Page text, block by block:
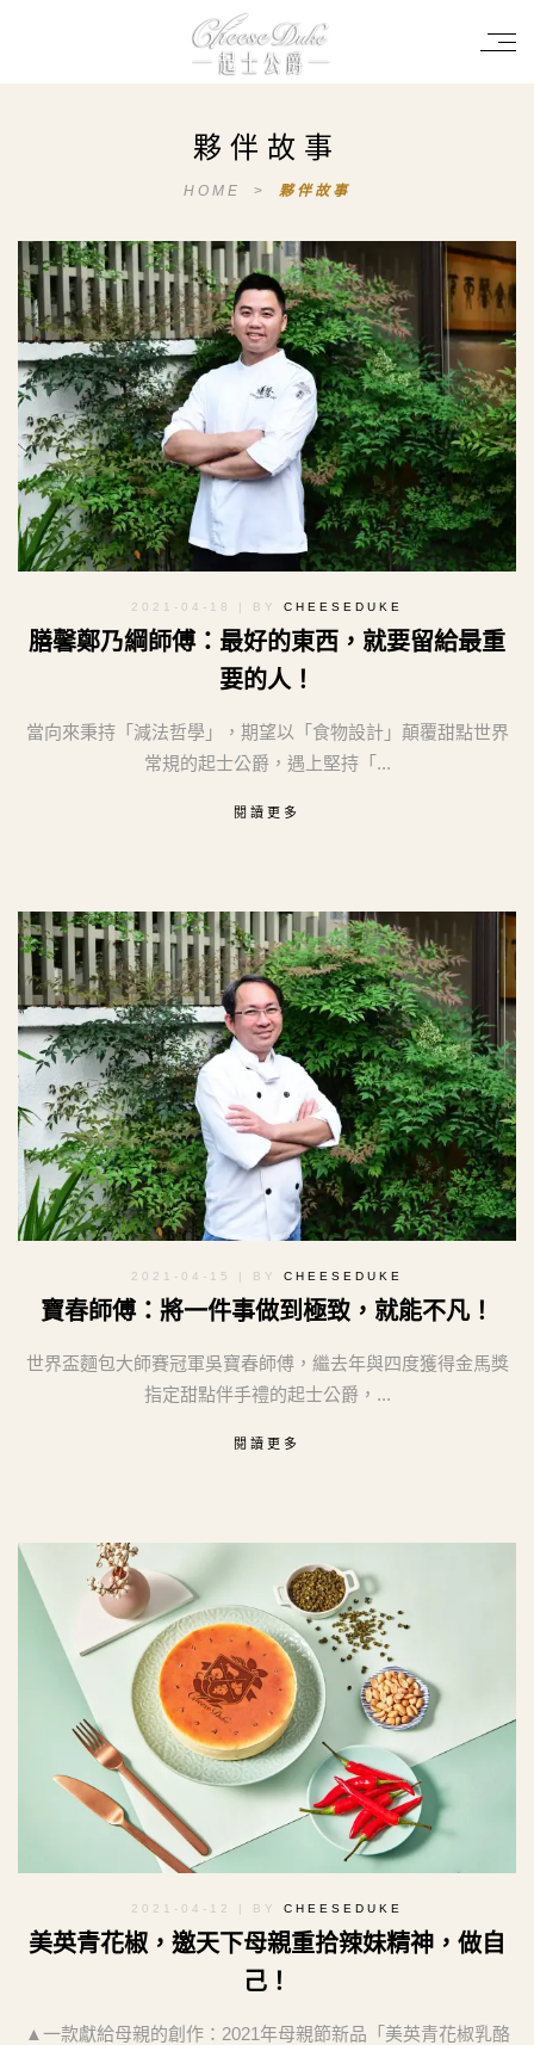
夥伴故事
HOME > 夥伴故事
2021-04-18 | BY CHEESEDUKE
膳馨鄭乃綱師傅：最好的東西，就要留給最重
要的人！
當向來秉持「減法哲學」，期望以「食物設計」顛覆甜點世界
常規的起士公爵，遇上堅持「...
閱讀更多
2021-04-15 | BY CHEESEDUKE
寶春師傅：將一件事做到極致，就能不凡！
世界盃麵包大師賽冠軍吳寶春師傅，繼去年與四度獲得金馬獎
指定甜點伴手禮的起士公爵，...
閱讀更多
2021-04-12 | BY CHEESEDUKE
美英青花椒，邀天下母親重拾辣妹精神，做自
己！
▲一款獻給母親的創作：2021年母親節新品「美英青花椒乳酪